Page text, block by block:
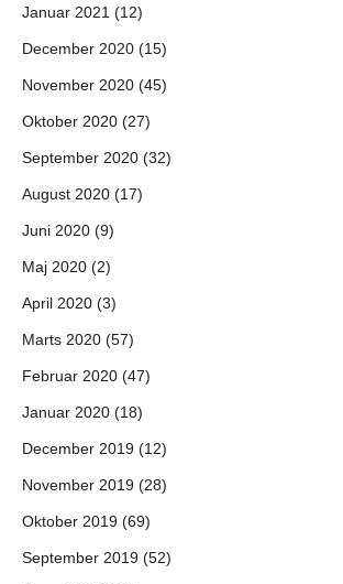
Januar 2021 (12)
December 2020 (15)
November 2020 (45)
Oktober 2020 (27)
September 2020 (32)
August 2020 (17)
Juni 2020 (9)
Maj 2020 (2)
April 2020 (3)
Marts 2020 (57)
Februar 2020 (47)
Januar 2020 (18)
December 2019 (12)
November 2019 (28)
Oktober 2019 (69)
September 2019 (52)